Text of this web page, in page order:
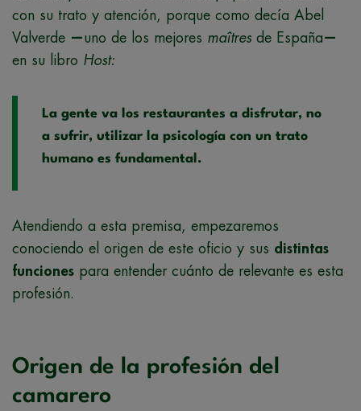
con su trato y atención, porque como decía Abel
Valverde —uno de los mejores maîtres de España—
en su libro Host:
La gente va los restaurantes a disfrutar, no
a sufrir, utilizar la psicología con un trato
humano es fundamental.
Atendiendo a esta premisa, empezaremos
conociendo el origen de este oficio y sus distintas
funciones para entender cuánto de relevante es esta
profesión.
Origen de la profesión del
camarero